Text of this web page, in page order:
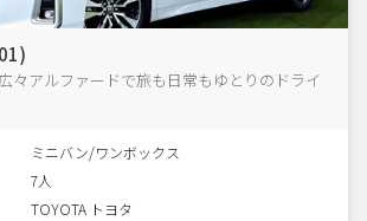
々アルファードで旅も日常もゆとりのドライ
ミニバン/ワンボックス
7人
TOYOTA トヨタ